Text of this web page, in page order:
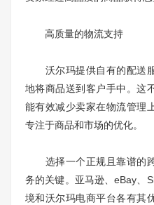
高质量的物流支持
沃尔玛提供自有的配送服
地将商品送到客户手中。这
能有效减少卖家在物流管理
专注于商品和市场的优化。
选择一个正规且靠谱的跨
务的关键。亚马逊、eBay、
境和沃尔玛电商平台各有其